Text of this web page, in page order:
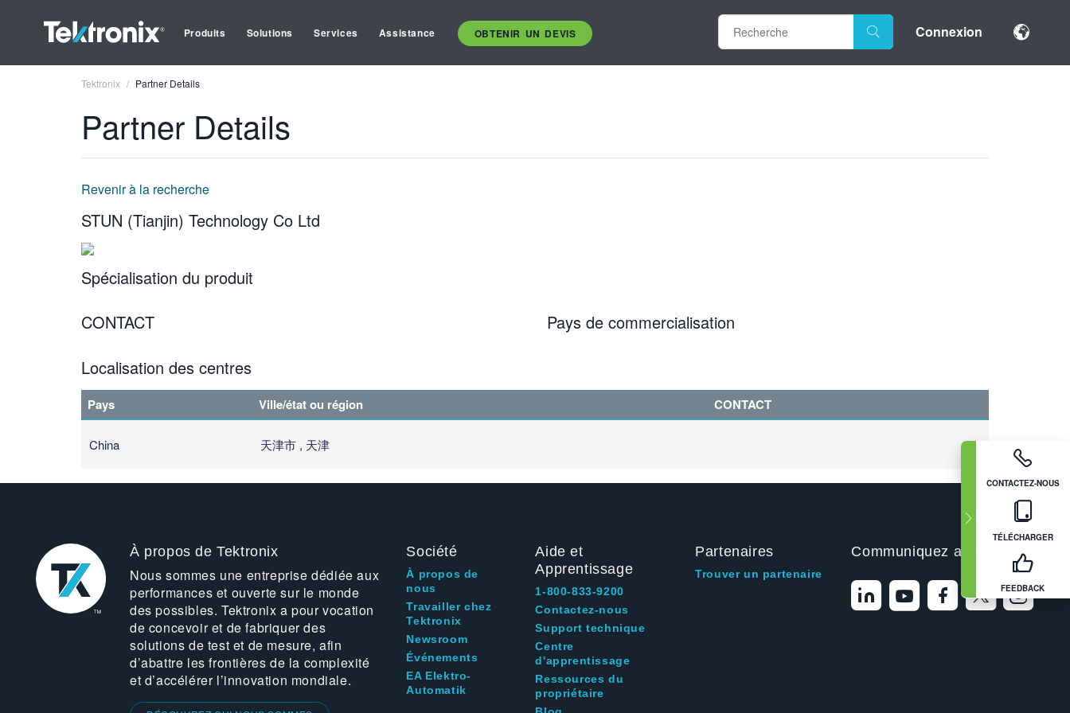
Produits Solutions Services Assistance OBTENIR UN DEVIS Connexion
CONTACTEZ-NOUS
TÉLÉCHARGER
FEEDBACK
Tektronix Partner Details
Partner Details
Revenir à la recherche
STUN (Tianjin) Technology Co Ltd
Spécialisation du produit
CONTACT
Pays de commercialisation
Localisation des centres
Pays Ville/état ou région CONTACT
China 天津市 , 天津
À propos de Tektronix
Nous sommes une entreprise dédiée aux
performances et ouverte sur le monde
des possibles. Tektronix a pour vocation
de concevoir et de fabriquer des
solutions de test et de mesure, afin
d’abattre les frontières de la complexité
et d’accélérer l’innovation mondiale.
Société
À propos de
nous
Travailler chez
Tektronix
Newsroom
Événements
EA Elektro-
Automatik
Aide et
Apprentissage
1-800-833-9200
Contactez-nous
Support technique
Centre
d'apprentissage
Ressources du
propriétaire
Partenaires
Trouver un partenaire
Communiquez avec nous